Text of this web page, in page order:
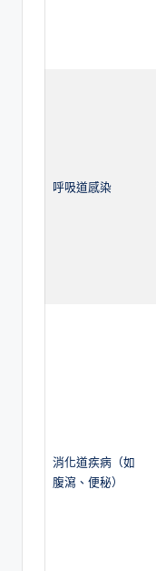
呼吸道感染
消化道疾病（如
腹瀉、便秘）